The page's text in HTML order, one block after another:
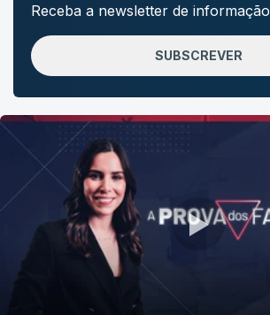
Receba a newsletter de informação
SUBSCREVER